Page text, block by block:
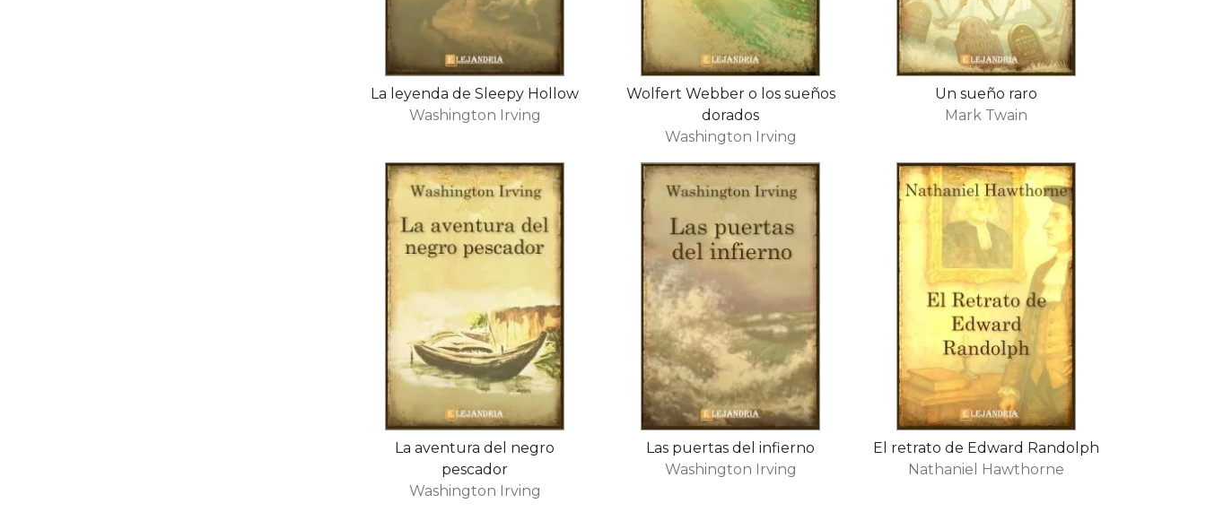
La leyenda de Sleepy Hollow
Washington Irving
Wolfert Webber o los sueños
dorados
Washington Irving
Un sueño raro
Mark Twain
La aventura del negro
pescador
Washington Irving
Las puertas del infierno
Washington Irving
El retrato de Edward Randolph
Nathaniel Hawthorne